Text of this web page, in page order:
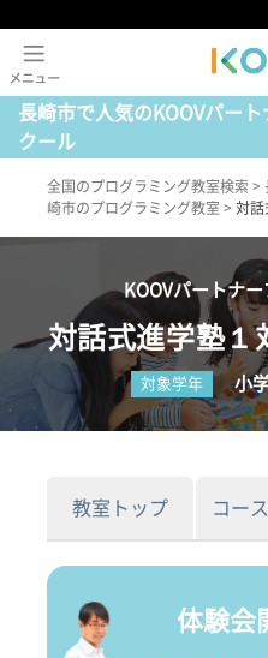
長崎市で人気のKOOVパー
クール
全国のプログラミング教室検索 >
崎市のプログラミング教室 > 対話
KOOVパートナ
対話式進学塾１
対象学年 小
教室トップ コー
体験会